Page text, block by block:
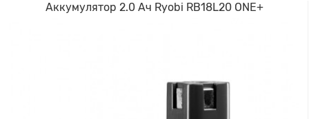
Аккумулятор 2.0 Ач Ryobi RB18L20 ONE+